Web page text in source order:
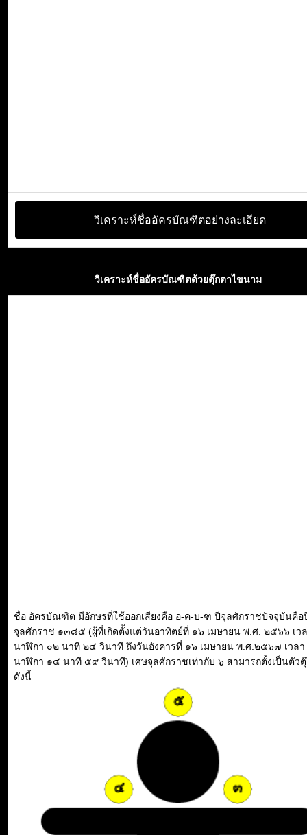
วิเคราะห์ชื่ออัครบัณฑิตอย่างละเอียด
วิเคราะห์ชื่ออัครบัณฑิตด้วยตุ๊กตาไขนาม
ชื่อ อัครบัณฑิต มีอักษรที่ใช้ออกเสียงคือ อ-ค-บ-ฑ ปีจุลศักราชปัจจุบันคือ
จุลศักราช ๑๓๘๕ (ผู้ที่เกิดตั้งแต่วันอาทิตย์ที่ ๑๖ เมษายน พ.ศ. ๒๕๖๖ เว
นาฬิกา ๐๒ นาที ๒๔ วินาที ถึงวันอังคารที่ ๑๖ เมษายน พ.ศ.๒๕๖๗ เวล
นาฬิกา ๑๔ นาที ๕๙ วินาที) เศษจุลศักราชเท่ากับ ๖ สามารถตั้งเป็นตัว
ดังนี้